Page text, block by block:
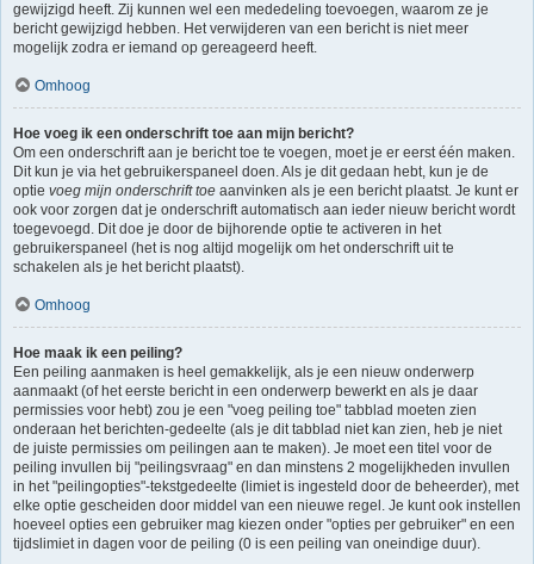
gewijzigd heeft. Zij kunnen wel een mededeling toevoegen, waarom ze je
bericht gewijzigd hebben. Het verwijderen van een bericht is niet meer
mogelijk zodra er iemand op gereageerd heeft.
Omhoog
Hoe voeg ik een onderschrift toe aan mijn bericht?
Om een onderschrift aan je bericht toe te voegen, moet je er eerst één maken.
Dit kun je via het gebruikerspaneel doen. Als je dit gedaan hebt, kun je de
optie voeg mijn onderschrift toe aanvinken als je een bericht plaatst. Je kunt er
ook voor zorgen dat je onderschrift automatisch aan ieder nieuw bericht wordt
toegevoegd. Dit doe je door de bijhorende optie te activeren in het
gebruikerspaneel (het is nog altijd mogelijk om het onderschrift uit te
schakelen als je het bericht plaatst).
Omhoog
Hoe maak ik een peiling?
Een peiling aanmaken is heel gemakkelijk, als je een nieuw onderwerp
aanmaakt (of het eerste bericht in een onderwerp bewerkt en als je daar
permissies voor hebt) zou je een "voeg peiling toe" tabblad moeten zien
onderaan het berichten-gedeelte (als je dit tabblad niet kan zien, heb je niet
de juiste permissies om peilingen aan te maken). Je moet een titel voor de
peiling invullen bij "peilingsvraag" en dan minstens 2 mogelijkheden invullen
in het "peilingopties"-tekstgedeelte (limiet is ingesteld door de beheerder), met
elke optie gescheiden door middel van een nieuwe regel. Je kunt ook instellen
hoeveel opties een gebruiker mag kiezen onder "opties per gebruiker" en een
tijdslimiet in dagen voor de peiling (0 is een peiling van oneindige duur).